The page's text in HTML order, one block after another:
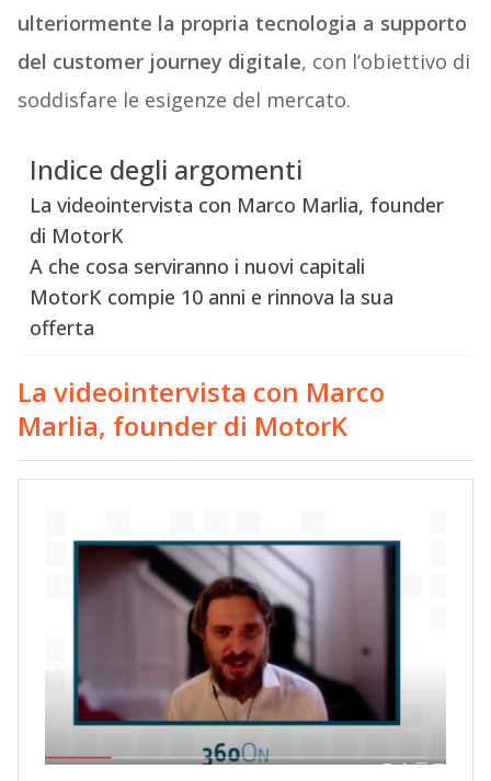
ulteriormente la propria tecnologia a supporto
del customer journey digitale, con l’obiettivo di
soddisfare le esigenze del mercato.
Indice degli argomenti
La videointervista con Marco Marlia, founder
di MotorK
A che cosa serviranno i nuovi capitali
MotorK compie 10 anni e rinnova la sua
offerta
La videointervista con Marco
Marlia, founder di MotorK